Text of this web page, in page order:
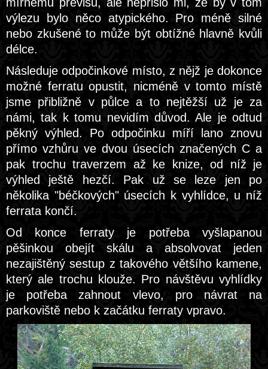
výlezu bylo něco atypického. Pro méně silné
nebo zkušené to může být obtížné hlavně kvůli
délce.
Následuje odpočinkové místo, z nějž je dokonce
možné ferratu opustit, nicméně v tomto místě
jsme přibližně v půlce a to nejtěžší už je za
námi, tak k tomu nevidím důvod. Ale je odtud
pěkný výhled. Po odpočinku míří lano znovu
přímo vzhůru ve dvou úsecích značených C a
pak trochu traverzem až ke knize, od níž je
výhled ještě hezčí. Pak už se leze jen po
několika "béčkových" úsecích k vyhlídce, u níž
ferrata končí.
Od konce ferraty je potřeba vyšlapanou
pěšinkou obejít skálu a absolvovat jeden
nezajištěný sestup z takového většího kamene,
který ale trochu klouže. Pro návštěvu vyhlídky
je potřeba zahnout vlevo, pro návrat na
parkoviště nebo k začátku ferraty vpravo.